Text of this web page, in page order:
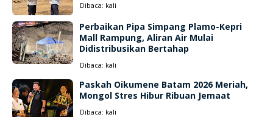
Dibaca: kali
Perbaikan Pipa Simpang Plamo-Kepri
Mall Rampung, Aliran Air Mulai
Didistribusikan Bertahap
Dibaca: kali
Paskah Oikumene Batam 2026 Meriah,
Mongol Stres Hibur Ribuan Jemaat
Dibaca: kali